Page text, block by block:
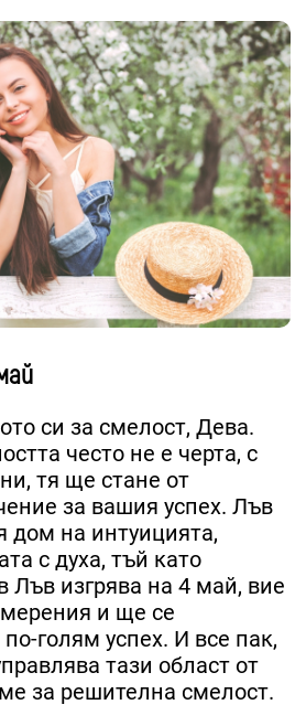
си за смелост, Дева.
често не е черта, с
тя ще стане от
за вашия успех. Лъв
дом на интуицията,
с духа, тъй като
Лъв изгрява на 4 май, вие
и ще се
голям успех. И все пак,
тази област от
за решителна смелост.